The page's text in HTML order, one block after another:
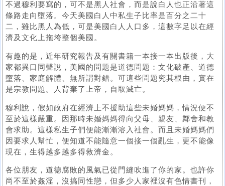
不過穆利要寫的，可不是黑人社會，而是說白人也正沿著這
條路走向墮落。今天美國白人中私生子比率是百分之二十
二，雖比黑人為低，可是美國白人人口多，這數字足以在經
濟及文化上拖垮整個美國。
有趣的是，近年研究報告及有關書籍一本接一本出版後，大
家都異口同聲說，美國的問題是道德問題：文化破產、道德
墮落、家庭解體、無所謂對錯。可這些問題究其根由，實在
是宗教問題。人背棄了上帝，自取滅亡。
穆利說，假如政府在經濟上不援助這些未婚媽媽，情況便不
至於這樣嚴重。因那時未婚媽媽得向父母、親友、鄰舍和教
會求助。這樣私生子們便能漸漸溶入社會。而且未婚媽媽們
因要求人幫忙，便知道不能隨意一個接一個亂生，更不能像
現在，生得越多越多得救濟金。
各位朋友，道德腐敗的風氣已從門縫吹進了你的家。也許你
尚不至於姦淫，沒搞同性戀，但多少人家裡沒有色情書刊，